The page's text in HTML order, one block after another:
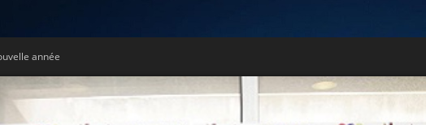
iT
année